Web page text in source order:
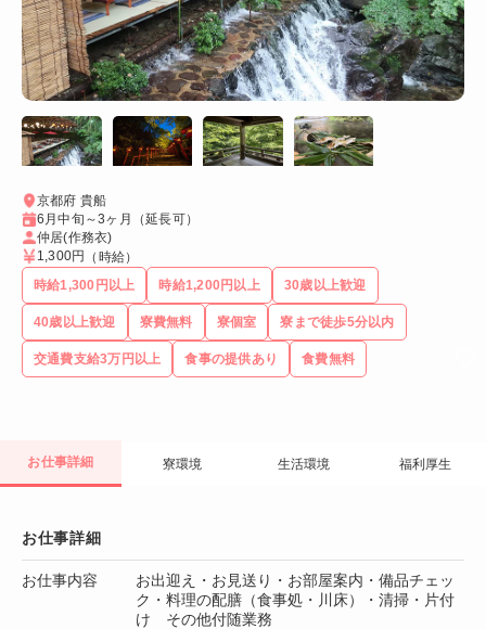
京都府 貴船
6月中旬～3ヶ月（延長可）
仲居(作務衣)
1,300円
（時給）
時給1,300円以上
時給1,200円以上 30歳以上歓迎
40歳以上歓迎 寮費無料 寮個室 寮まで徒歩5分以内
交通費支給3万円以上 食事の提供あり 食費無料
お仕事詳細 寮環境 生活環境 福利厚生
お仕事詳細
お仕事内容
お出迎え・お見送り・お部屋案内・備品チェッ
ク・料理の配膳（食事処・川床）・清掃・片付
け その他付随業務